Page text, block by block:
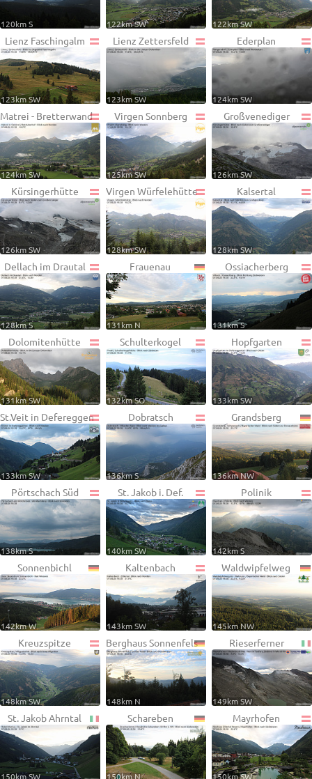
120km S 122km SW 122km SW
Lienz Faschingalm
123km SW
Lienz Zettersfeld
123km SW
Ederplan
124km SW
Matrei - Bretterwand
124km SW
Virgen Sonnberg
125km SW
Großvenediger
126km SW
Kürsingerhütte
126km SW
Virgen Würfelehütte
128km SW
Kalsertal
128km SW
Dellach im Drautal
128km S
Frauenau
131km N
Ossiacherberg
131km S
Dolomitenhütte
131km SW
Schulterkogel
132km SO
Hopfgarten
133km SW
St.Veit in Defereggen
133km SW
Dobratsch
136km S
Grandsberg
136km NW
Pörtschach Süd
138km S
St. Jakob i. Def.
140km SW
Polinik
142km S
Sonnenbichl
142km W
Kaltenbach
143km SW
Waldwipfelweg
145km NW
Kreuzspitze
148km SW
Berghaus Sonnenfels
148km N
Rieserferner
149km SW
St. Jakob Ahrntal
150km SW
Schareben
150km N
Mayrhofen
150km SW